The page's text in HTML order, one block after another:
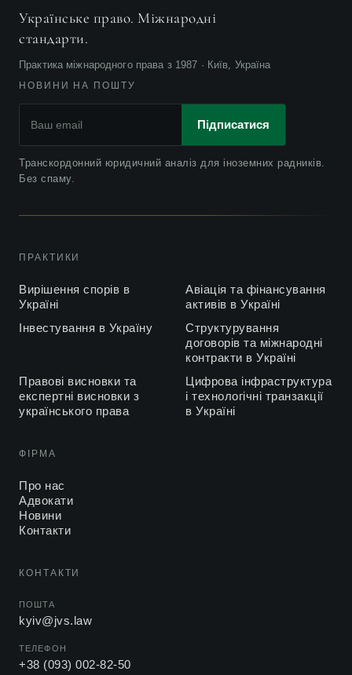
Українське право. Міжнародні
стандарти.
Практика міжнародного права з 1987 · Київ, Україна
НОВИНИ НА ПОШТУ
Підписатися
Транскордонний юридичний аналіз для іноземних радників.
Без спаму.
ПРАКТИКИ
Вирішення спорів в
Україні
Авіація та фінансування
активів в Україні
Інвестування в Україну
Структурування
договорів та міжнародні
контракти в Україні
Правові висновки та
експертні висновки з
українського права
Цифрова інфраструктура
і технологічні транзакції
в Україні
ФІРМА
Про нас
Адвокати
Новини
Контакти
КОНТАКТИ
ПОШТА
kyiv@jvs.law
ТЕЛЕФОН
+38 (093) 002-82-50